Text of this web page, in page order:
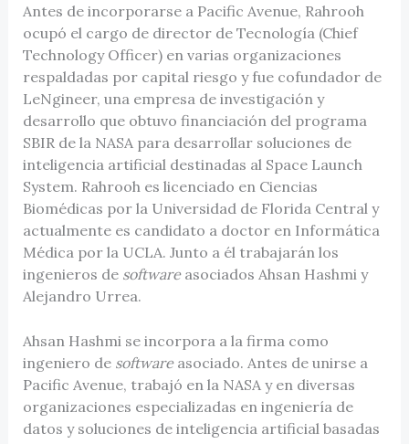
Antes de incorporarse a Pacific Avenue, Rahrooh
ocupó el cargo de director de Tecnología (Chief
Technology Officer) en varias organizaciones
respaldadas por capital riesgo y fue cofundador de
LeNgineer, una empresa de investigación y
desarrollo que obtuvo financiación del programa
SBIR de la NASA para desarrollar soluciones de
inteligencia artificial destinadas al Space Launch
System. Rahrooh es licenciado en Ciencias
Biomédicas por la Universidad de Florida Central y
actualmente es candidato a doctor en Informática
Médica por la UCLA. Junto a él trabajarán los
ingenieros de software asociados Ahsan Hashmi y
Alejandro Urrea.
Ahsan Hashmi se incorpora a la firma como
ingeniero de softwareasociado. Antes de unirse a
Pacific Avenue, trabajó en la NASA y en diversas
organizaciones especializadas en ingeniería de
datos y soluciones de inteligencia artificial basadas